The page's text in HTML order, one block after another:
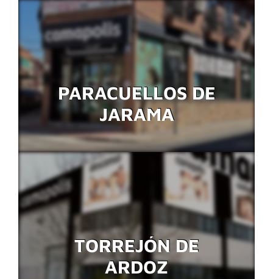
PARACUELLOS DE
JARAMA
TORREJÓN DE
ARDOZ